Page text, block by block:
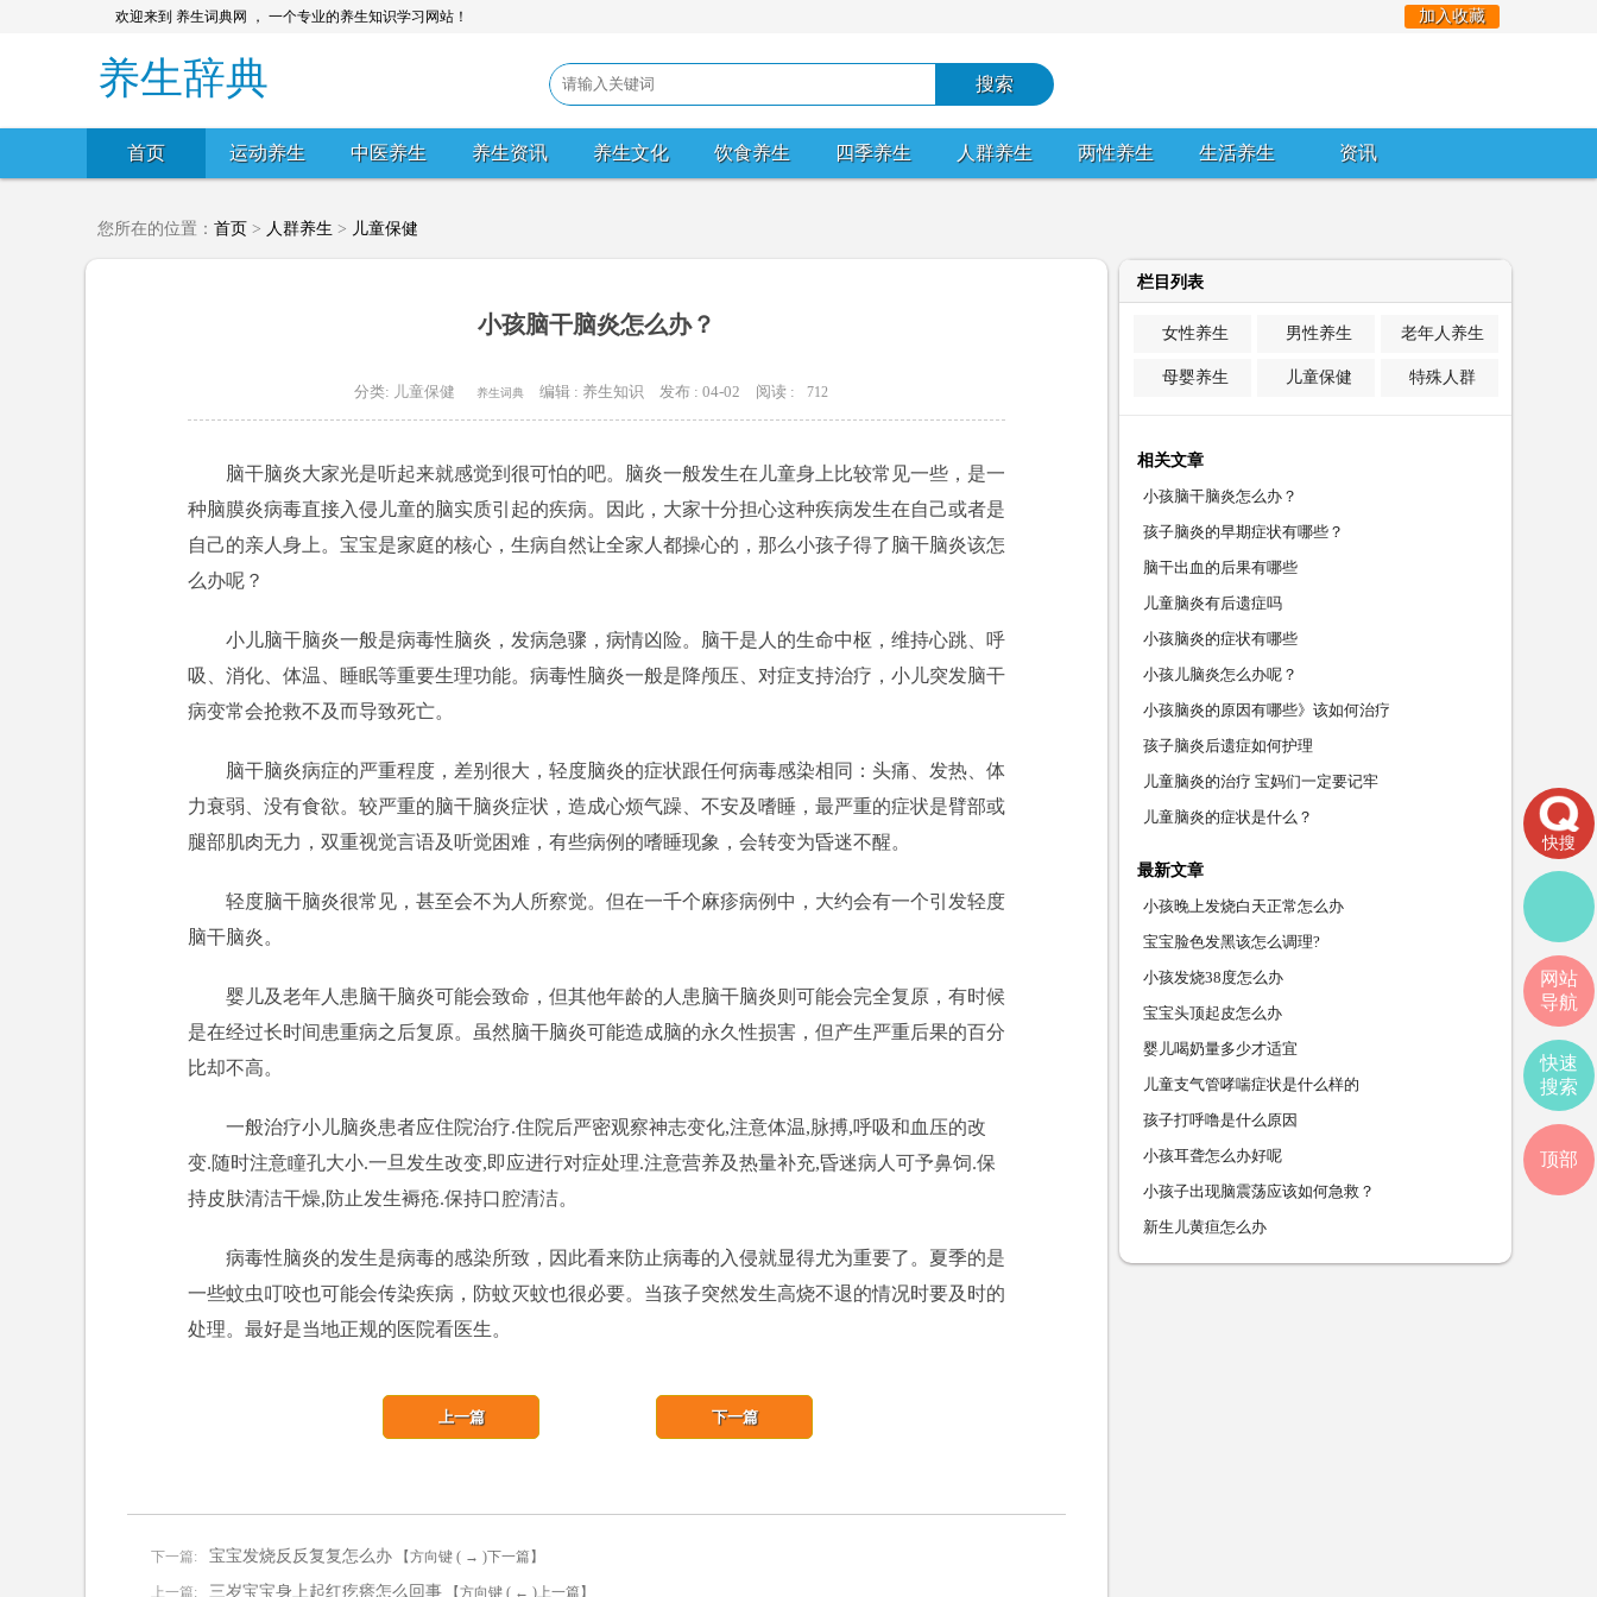
欢迎来到 养生词典网 ， 一个专业的养生知识学习网站！ 加入收藏
养生辞典
首页 运动养生 中医养生 养生资讯 养生文化 饮食养生 四季养生 人群养生 两性养生 生活养生 资讯
您所在的位置： 首页 > 人群养生 > 儿童保健
小孩脑干脑炎怎么办？
分类: 儿童保健 养生词典 编辑 : 养生知识 发布 : 04-02 阅读 : 712
脑干脑炎大家光是听起来就感觉到很可怕的吧。脑炎一般发生在儿童身上比较常见一些，是一
种脑膜炎病毒直接入侵儿童的脑实质引起的疾病。因此，大家十分担心这种疾病发生在自己或者是
自己的亲人身上。宝宝是家庭的核心，生病自然让全家人都操心的，那么小孩子得了脑干脑炎该怎
么办呢？
小儿脑干脑炎一般是病毒性脑炎，发病急骤，病情凶险。脑干是人的生命中枢，维持心跳、呼
吸、消化、体温、睡眠等重要生理功能。病毒性脑炎一般是降颅压、对症支持治疗，小儿突发脑干
病变常会抢救不及而导致死亡。
脑干脑炎病症的严重程度，差别很大，轻度脑炎的症状跟任何病毒感染相同：头痛、发热、体
力衰弱、没有食欲。较严重的脑干脑炎症状，造成心烦气躁、不安及嗜睡，最严重的症状是臂部或
腿部肌肉无力，双重视觉言语及听觉困难，有些病例的嗜睡现象，会转变为昏迷不醒。
轻度脑干脑炎很常见，甚至会不为人所察觉。但在一千个麻疹病例中，大约会有一个引发轻度
脑干脑炎。
婴儿及老年人患脑干脑炎可能会致命，但其他年龄的人患脑干脑炎则可能会完全复原，有时候
是在经过长时间患重病之后复原。虽然脑干脑炎可能造成脑的永久性损害，但产生严重后果的百分
比却不高。
一般治疗小儿脑炎患者应住院治疗.住院后严密观察神志变化,注意体温,脉搏,呼吸和血压的改
变.随时注意瞳孔大小.一旦发生改变,即应进行对症处理.注意营养及热量补充,昏迷病人可予鼻饲.保
持皮肤清洁干燥,防止发生褥疮.保持口腔清洁。
病毒性脑炎的发生是病毒的感染所致，因此看来防止病毒的入侵就显得尤为重要了。夏季的是
一些蚊虫叮咬也可能会传染疾病，防蚊灭蚊也很必要。当孩子突然发生高烧不退的情况时要及时的
处理。最好是当地正规的医院看医生。
下一篇: 宝宝发烧反反复复怎么办
下一篇
【方向键 ( → )下一篇】
上一篇: 三岁宝宝身上起红疙瘩怎么回事
上一篇
【方向键 ( ← )上一篇】
栏目列表
女性养生 男性养生 老年人养生
母婴养生 儿童保健 特殊人群
相关文章
小孩脑干脑炎怎么办？
孩子脑炎的早期症状有哪些？
脑干出血的后果有哪些
儿童脑炎有后遗症吗
小孩脑炎的症状有哪些
小孩儿脑炎怎么办呢？
小孩脑炎的原因有哪些》该如何治疗
孩子脑炎后遗症如何护理
儿童脑炎的治疗 宝妈们一定要记牢
儿童脑炎的症状是什么？
最新文章
小孩晚上发烧白天正常怎么办
宝宝脸色发黑该怎么调理?
小孩发烧38度怎么办
宝宝头顶起皮怎么办
婴儿喝奶量多少才适宜
儿童支气管哮喘症状是什么样的
孩子打呼噜是什么原因
小孩耳聋怎么办好呢
小孩子出现脑震荡应该如何急救？
新生儿黄疸怎么办
快搜
网站
导航
快速
搜索
顶部